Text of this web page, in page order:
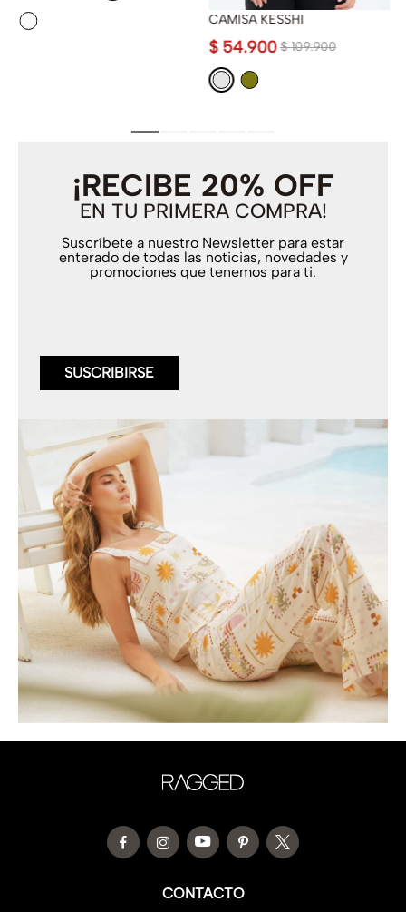
CAMISA KESSHI
$ 109.900
$ 54.900
¡RECIBE 20% OFF
EN TU PRIMERA COMPRA!
Suscríbete a nuestro Newsletter para estar
enterado de todas las noticias, novedades y
promociones que tenemos para ti.
SUSCRIBIRSE
CONTACTO